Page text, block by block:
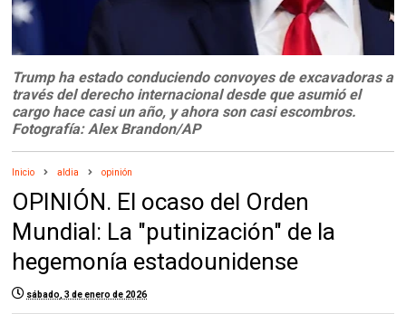
Trump ha estado conduciendo convoyes de excavadoras a
través del derecho internacional desde que asumió el
cargo hace casi un año, y ahora son casi escombros.
Fotografía: Alex Brandon/AP
Inicio aldia opinión
OPINIÓN. El ocaso del Orden
Mundial: La "putinización" de la
hegemonía estadounidense
sábado, 3 de enero de 2026